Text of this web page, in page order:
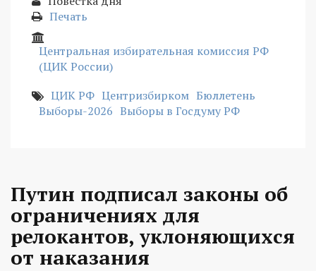
Печать
Центральная избирательная комиссия РФ
(ЦИК России)
ЦИК РФ Центризбирком Бюллетень
Выборы-2026 Выборы в Госдуму РФ
Путин подписал законы об
ограничениях для
релокантов, уклоняющихся
от наказания